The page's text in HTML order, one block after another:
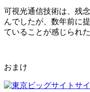
可視光通信技術は、残
んでしたが、数年前に
ていることが感じられ
おまけ